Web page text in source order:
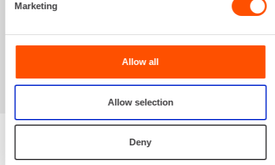
Marketing
Allow all
Allow selection
Deny
Sinua saattaisi
kiinnostaa myös